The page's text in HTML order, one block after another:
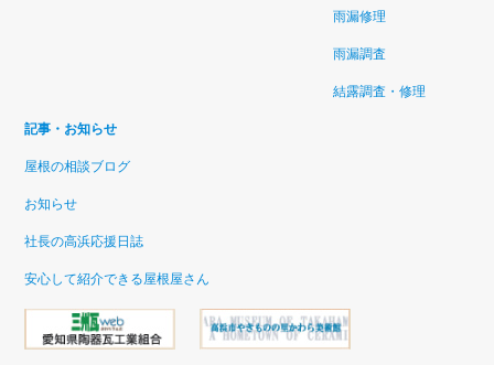
雨漏修理
雨漏調査
結露調査・修理
記事・お知らせ
屋根の相談ブログ
お知らせ
社長の高浜応援日誌
安心して紹介できる屋根屋さん